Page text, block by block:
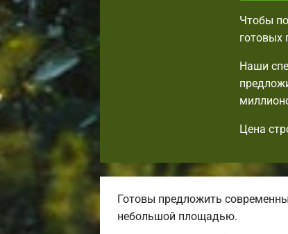
Чтобы
готовых
Наши
Цена
Готовы предложить
небольшой площадью.